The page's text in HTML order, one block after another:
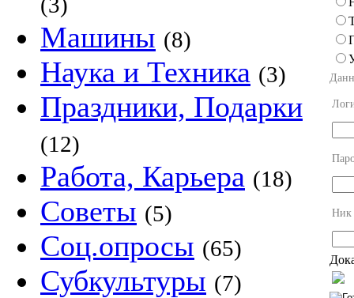
Машины (8)
Наука и Техника (3)
Праздники, Подарки
(12)
Работа, Карьера (18)
Советы (5)
Соц.опросы (65)
Субкультуры (7)
Ник